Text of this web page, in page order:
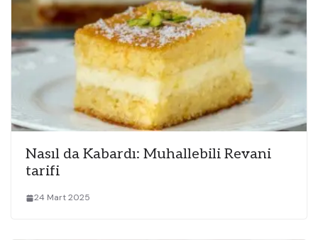
Nasıl da Kabardı: Muhallebili Revani
tarifi
24 Mart 2025